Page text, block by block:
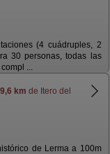
(4 cuádruples, 2
30 personas, todas las
...
km de Itero del
de Lerma a 100m